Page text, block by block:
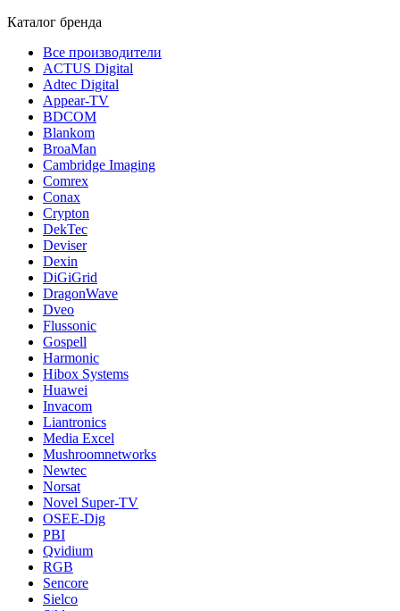
Каталог бренда
Все производители
ACTUS Digital
Adtec Digital
Appear-TV
BDCOM
Blankom
BroaMan
Cambridge Imaging
Comrex
Conax
Crypton
DekTec
Deviser
Dexin
DiGiGrid
DragonWave
Dveo
Flussonic
Gospell
Harmonic
Hibox Systems
Huawei
Invacom
Liantronics
Media Excel
Mushroomnetworks
Newtec
Norsat
Novel Super-TV
OSEE-Dig
PBI
Qvidium
RGB
Sencore
Sielco